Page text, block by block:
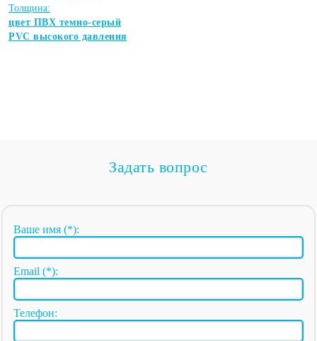
Толщина:
цвет ПВХ темно-серый
PVC высокого давления
Задать вопрос
Ваше имя (*):
Email (*):
Телефон: